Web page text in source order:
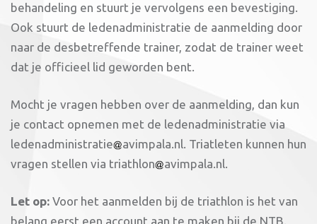
behandeling en stuurt je vervolgens een bevestiging.
Ook stuurt de ledenadministratie de aanmelding door
naar de desbetreffende trainer, zodat de trainer weet
dat je officieel lid geworden bent.
Mocht je vragen hebben over de aanmelding, dan kun
je contact opnemen met de ledenadministratie via
ledenadministratie
avimpala.nl. Triatleten kunnen hun
vragen stellen via triathlon
avimpala.nl.
Let op: Voor het aanmelden bij de triathlon is het van
belang eerst een account aan te maken bij de NTB.